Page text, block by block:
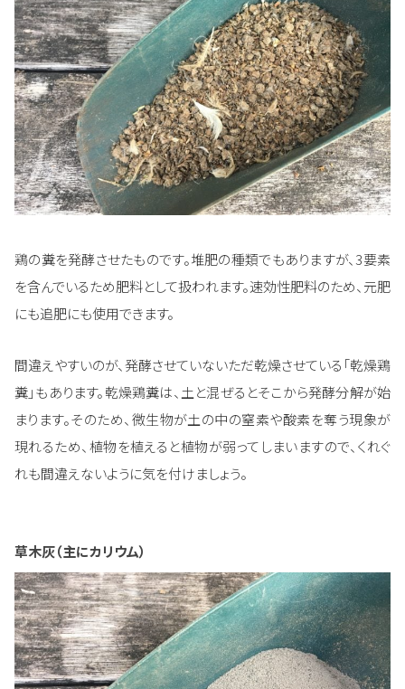
鶏の糞を発酵させたものです。堆肥の種類でもありますが、3要素
を含んでいるため肥料として扱われます。速効性肥料のため、元肥
にも追肥にも使用できます。
間違えやすいのが、発酵させていないただ乾燥させている「乾燥鶏
糞」もあります。乾燥鶏糞は、土と混ぜるとそこから発酵分解が始
まります。そのため、微生物が土の中の窒素や酸素を奪う現象が
現れるため、植物を植えると植物が弱ってしまいますので、くれぐ
れも間違えないように気を付けましょう。
草木灰（主にカリウム）